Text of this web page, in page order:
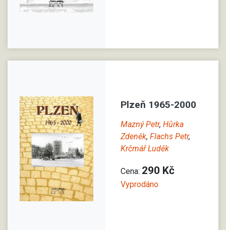
Plzeň 1965-2000
Mazný Petr, Hůrka
Zdeněk, Flachs Petr,
Krčmář Luděk
Cena: 290 Kč
Vyprodáno